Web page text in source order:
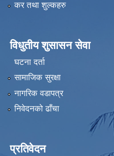
कर तथा शुल्कहरु
विधुतीय शुसासन सेवा
घटना दर्ता
सामाजिक सुरक्षा
नागरिक वडापत्र
निवेदनको ढाँचा
प्रतिवेदन